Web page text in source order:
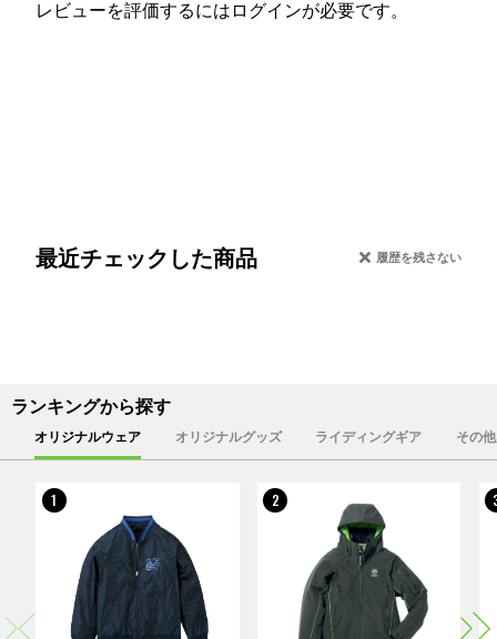
レビューを評価するには ログインが必要です。
最近チェックした商品 履歴を残さない
ランキングから探す
オリジナルウェア オリジナルグッズ ライディングギア その
1 2